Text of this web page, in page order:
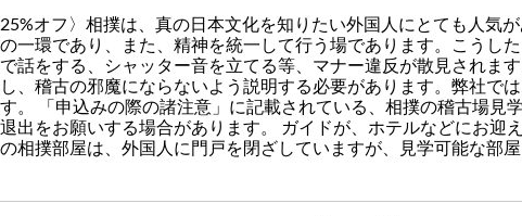
オフ〉相撲は、真の日本文化を知りたい外国人にとても人気
一環であり、また、精神を統一して行う場であります。こうし
話をする、シャッター音を立てる等、マナー違反が散見されま
、稽古の邪魔にならないよう説明する必要があります。弊社で
。 「申込みの際の諸注意」に記載されている、相撲の稽古場見
出をお願いする場合があります。 ガイドが、ホテルなどにお迎
相撲部屋は、外国人に門戸を閉ざしていますが、見学可能な部